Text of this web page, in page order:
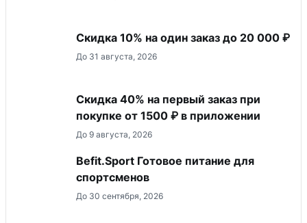
Скидка 10% на один заказ до 20 000 ₽
До 31 августа, 2026
Скидка 40% на первый заказ при
покупке от 1500 ₽ в приложении
До 9 августа, 2026
Befit.Sport Готовое питание для
спортсменов
До 30 сентября, 2026